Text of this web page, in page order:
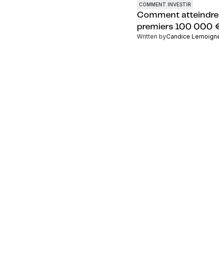
COMMENT INVESTIR
Comment
premiers 100 000
Written byCandice